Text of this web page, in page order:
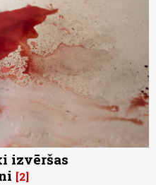
izvēršas
2